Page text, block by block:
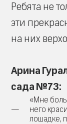
Ребята не
эти
на них
Арина
сада №73:
«Мне
него
лошадке,